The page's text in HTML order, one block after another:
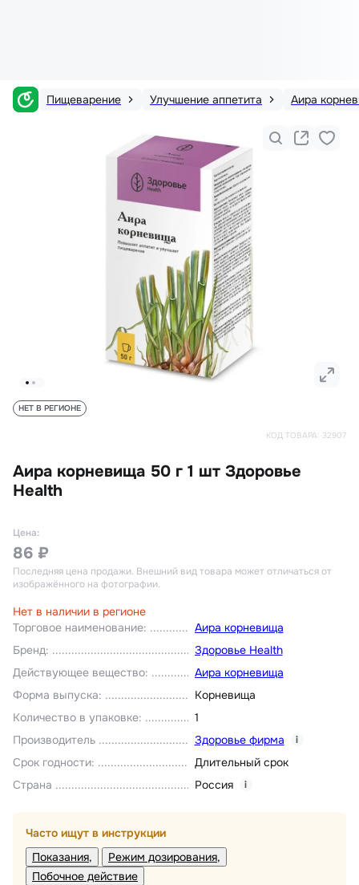
Пищеварение Улучшение аппетита Аира
КОД ТОВАРА: 32907
Аира корневища 50 г 1 шт Здоровье
Health
НЕТ В РЕГИОНЕ
Торговое наименование:
Аира корневища
Бренд:
Здоровье Health
Действующее вещество:
Аира корневища
Форма выпуска:
Корневища
Количество в упаковке:
1
Производитель
Здоровье фирма i
Срок годности:
Длительный срок
Страна
Россия i
Часто ищут в инструкции
Показания
Режим дозирования
Побочное действие
Цена:
86 ₽
Последняя цена продажи. Внешний вид товара может отличаться от
изображённого на фотографии.
Нет в наличии в регионе